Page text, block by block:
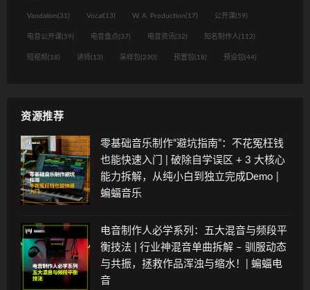
Vandalism(31) Vocal (13) W. A. Production(17) 公开课(59)
电音公开课(59) 电音盘点(37) 电音资讯(32) 知名制作人(112)
短视频 (18) 讲师(13) 采样包(230) 预置包(18) 预设包(44)
资源推荐
零基础音乐制作“避坑指南”：不花冤枉钱
也能快速入门 | 破除自学误区 + 3 大核心
能力拆解，从纯小白到独立完成Demo |
蝙蝠音乐
电音制作人必学系列：五大混音与频段平
衡技法 | 行业神混音单曲拆解 – 驯服动态
与共振，拯救作品浑浊与缩水！| 蝙蝠电
音